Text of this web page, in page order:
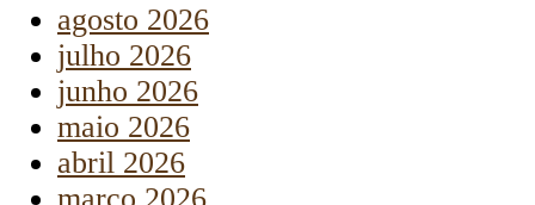
agosto 2026
julho 2026
junho 2026
maio 2026
abril 2026
março 2026